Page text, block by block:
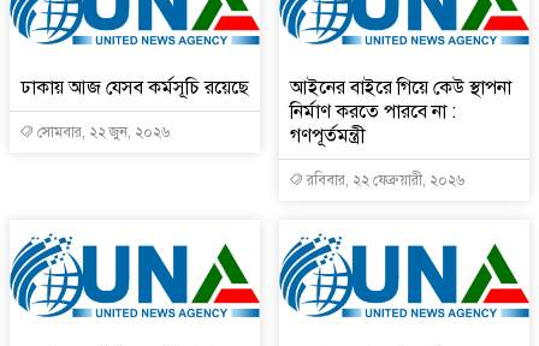
ঢাকায় আজ যেসব কর্মসূচি রয়েছে
সোমবার, ২২ জুন, ২০২৬
আইনের বাইরে গিয়ে কেউ স্থাপনা
নির্মাণ করতে পারবে না :
গণপূর্তমন্ত্রী
রবিবার, ২২ ফেব্রুয়ারী, ২০২৬